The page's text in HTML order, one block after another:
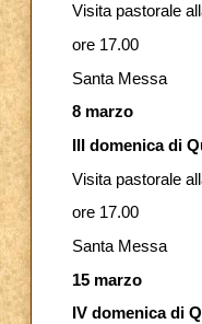
Visita pastorale
ore 17.00
Santa Messa
8 marzo
III domenica di
Visita pastorale
ore 17.00
Santa Messa
15 marzo
IV domenica di